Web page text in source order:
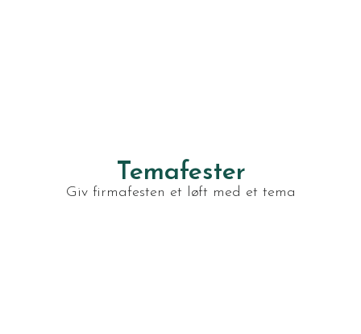
Temafester
Giv firmafesten et løft med et tema